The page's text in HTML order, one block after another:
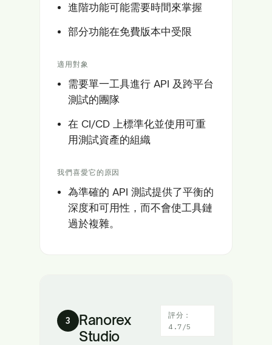
進階功能可能需要時間來掌握
部分功能在免費版本中受限
適用對象
需要單一工具進行 API 及跨平台
測試的團隊
在 CI/CD 上標準化並使用可重
用測試資產的組織
我們喜愛它的原因
為準確的 API 測試提供了平衡的
深度和可用性，而不會使工具鏈
過於複雜。
3
Ranorex
Studio
評分：
4.7/5